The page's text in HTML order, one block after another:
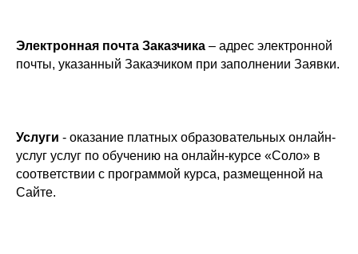
Электронная почта Заказчика – адрес электронной
почты, указанный Заказчиком при заполнении Заявки.
Услуги - оказание платных образовательных онлайн-
услуг услуг по обучению на онлайн-курсе «Соло» в
соответствии с программой курса, размещенной на
Сайте.